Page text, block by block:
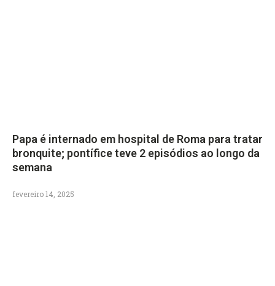
Papa é internado em hospital de Roma para tratar
bronquite; pontífice teve 2 episódios ao longo da
semana
fevereiro 14, 2025